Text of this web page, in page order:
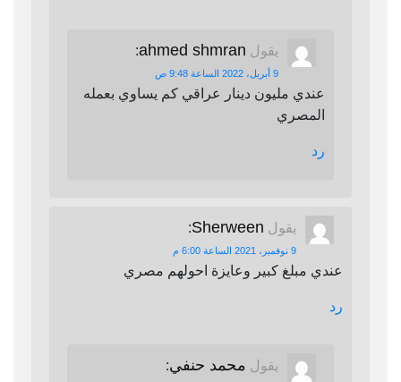
يقول ahmed shmran
:
9 أبريل، 2022 الساعة 9:48 ص
عندي مليون دينار عراقي كم يساوي بعمله
المصري
رد
يقول Sherween
:
9 نوفمبر، 2021 الساعة 6:00 م
عندي مبلغ كبير وعايزة احولهم مصري
رد
يقول محمد حنفي: